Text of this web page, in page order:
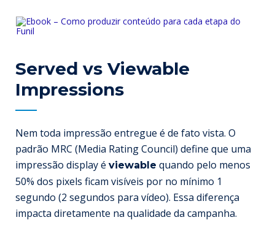
Served vs Viewable
Impressions
Nem toda impressão entregue é de fato vista. O
padrão MRC (Media Rating Council) define que uma
impressão display é viewable quando pelo menos
50% dos pixels ficam visíveis por no mínimo 1
segundo (2 segundos para vídeo). Essa diferença
impacta diretamente na qualidade da campanha.